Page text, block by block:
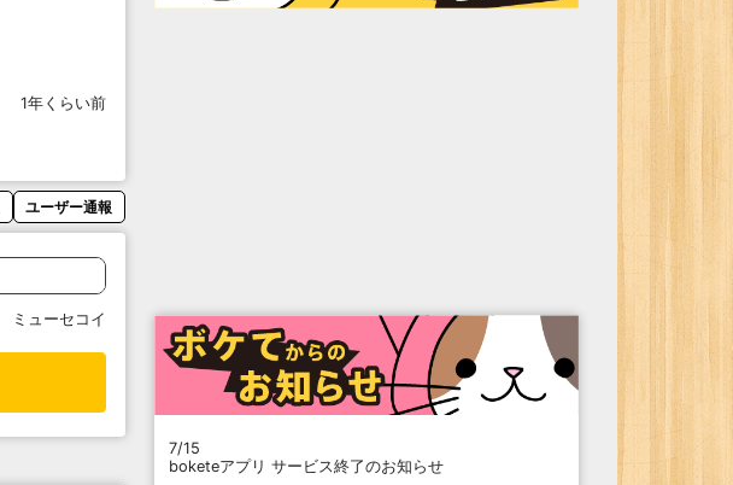
1年くらい前
ユーザー通報
ミューセコイ
7/15
boketeアプリ サービス終了のお知らせ